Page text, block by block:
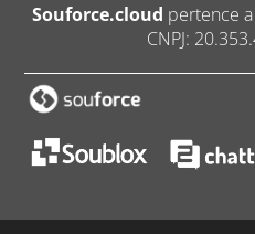
Souforce.cloud pertence
CNPJ: